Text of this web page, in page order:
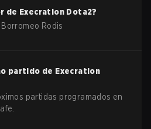
de Execration Dota2?
Rodis
partido de Execration
partidas programados en